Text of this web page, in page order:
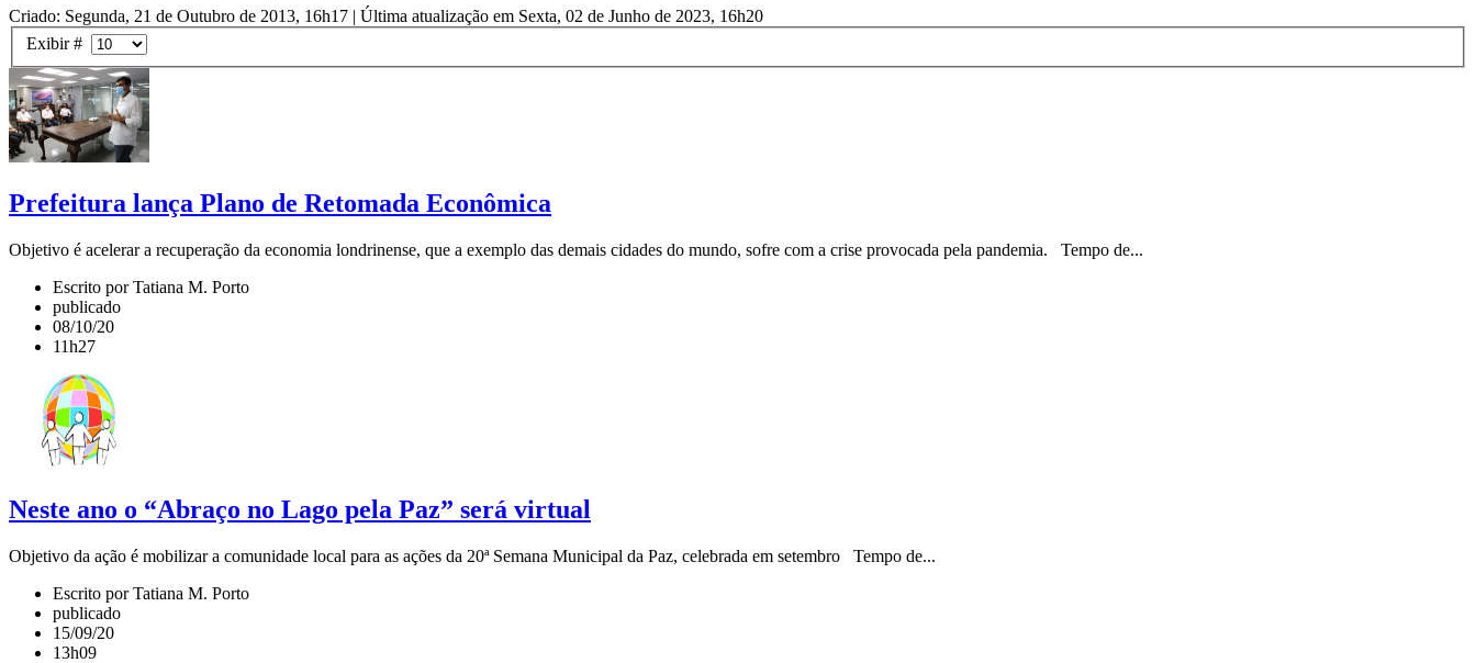
Criado: Segunda, 21 de Outubro de 2013, 16h17 | Última atualização em Sexta, 02 de Junho de 2023, 16h20
Exibir #
Prefeitura lança Plano de Retomada Econômica
Objetivo é acelerar a recuperação da economia londrinense, que a exemplo das demais cidades do mundo, sofre com a crise provocada pela pandemia. Tempo de...
Escrito por Tatiana M. Porto
publicado
08/10/20
11h27
Neste ano o “Abraço no Lago pela Paz” será virtual
Objetivo da ação é mobilizar a comunidade local para as ações da 20ª Semana Municipal da Paz, celebrada em setembro Tempo de...
Escrito por Tatiana M. Porto
publicado
15/09/20
13h09